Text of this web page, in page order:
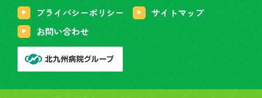
プライバシーポリシー
サイトマップ
お問い合わせ